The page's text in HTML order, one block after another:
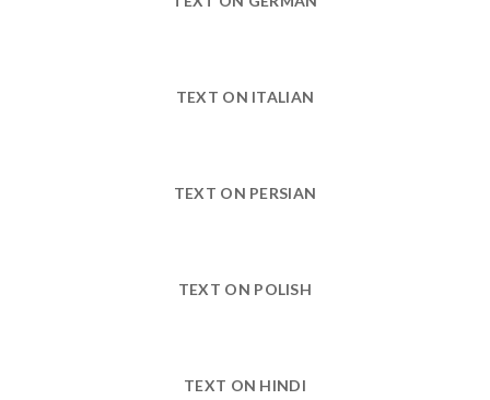
TEXT ON ITALIAN
TEXT ON PERSIAN
TEXT ON POLISH
TEXT ON HINDI